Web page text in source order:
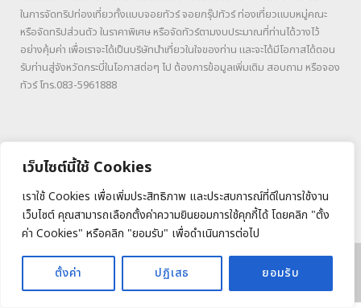
เว็บไซต์นี้ใช้ Cookies
เราใช้ Cookies เพื่อเพิ่มประสิทธิภาพ และประสบการณ์ที่ดีในการใช้งาน
เว็บไซต์ คุณสามารถเลือกตั้งค่าความยินยอมการใช้คุกกี้ได้ โดยคลิก "ตั้ง
ค่า Cookies" หรือคลิก "ยอมรับ" เพื่อดำเนินการต่อไป
ตั้งค่า ปฏิเสธ ยอมรับ
ในการจัดทริปท่องเที่ยวทั้งแบบจอยทัวร์ จอยกรุ๊ปทัวร์ ท่องเที่ยวแบบหมู่คณะ
หรือจัดทริปส่วนตัว ในราคาพิเศษ หรือจัดทัวร์ตามงบประมาณที่ท่านได้วางไว้
อย่างคุ้มค่า เพื่อเราจะได้เป็นบริษัทนำเที่ยวในใจของท่าน และจะได้มีโอกาสได้ตอน
รับท่านสู่จังหวัดกระบี่ในโอกาสต่อๆ ไป ต้องการข้อมูลเพิ่มเติม สอบถาม หรือจอง
ทัวร์ โทร.083-5961888
TRAVELXPRESSS
Terms of Service
Privacy Policy Sitemap